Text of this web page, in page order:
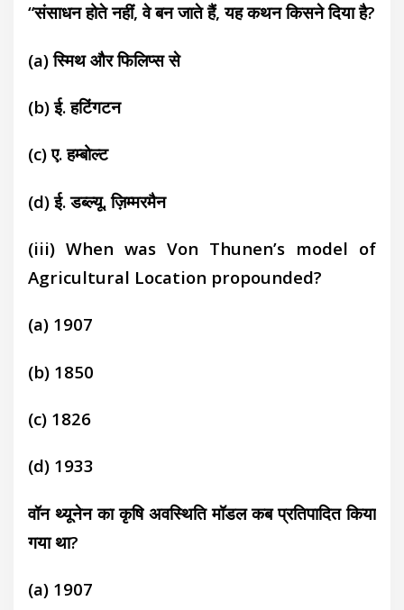
“संसाधन होते नहीं, वे बन जाते हैं, यह कथन किसने दिया है?
(a) स्मिथ और फिलिप्ससे
(b)ई. हटिंगटन
(c) ए. हम्बोल्ट
(d) ई. डब्ल्यू. ज़िम्मरमैन
(iii) When was Von Thunen’s model of
Agricultural Location propounded?
(a) 1907
(b) 1850
(c) 1826
(d) 1933
वॉन थ्यूनेन का कृषि अवस्थिति मॉडल कब प्रतिपादित किया
गया था?
(a) 1907